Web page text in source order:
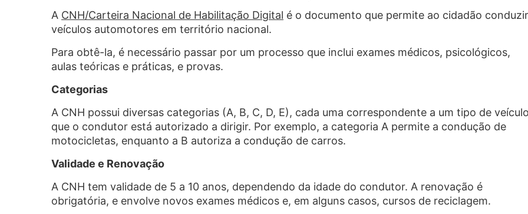
A CNH/Carteira Nacional de Habilitação Digital é o documento que permite ao cidadão conduzir
veículos automotores em território nacional.
Para obtê-la, é necessário passar por um processo que inclui exames médicos, psicológicos,
aulas teóricas e práticas, e provas.
Categorias
A CNH possui diversas categorias (A, B, C, D, E), cada uma correspondente a um tipo de
que o condutor está autorizado a dirigir. Por exemplo, a categoria A permite a condução de
motocicletas, enquanto a B autoriza a condução de carros.
Validade e Renovação
A CNH tem validade de 5 a 10 anos, dependendo da idade do condutor. A renovação é
obrigatória, e envolve novos exames médicos e, em alguns casos, cursos de reciclagem.